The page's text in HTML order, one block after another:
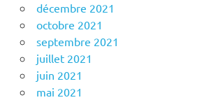
décembre 2021
octobre 2021
septembre 2021
juillet 2021
juin 2021
mai 2021